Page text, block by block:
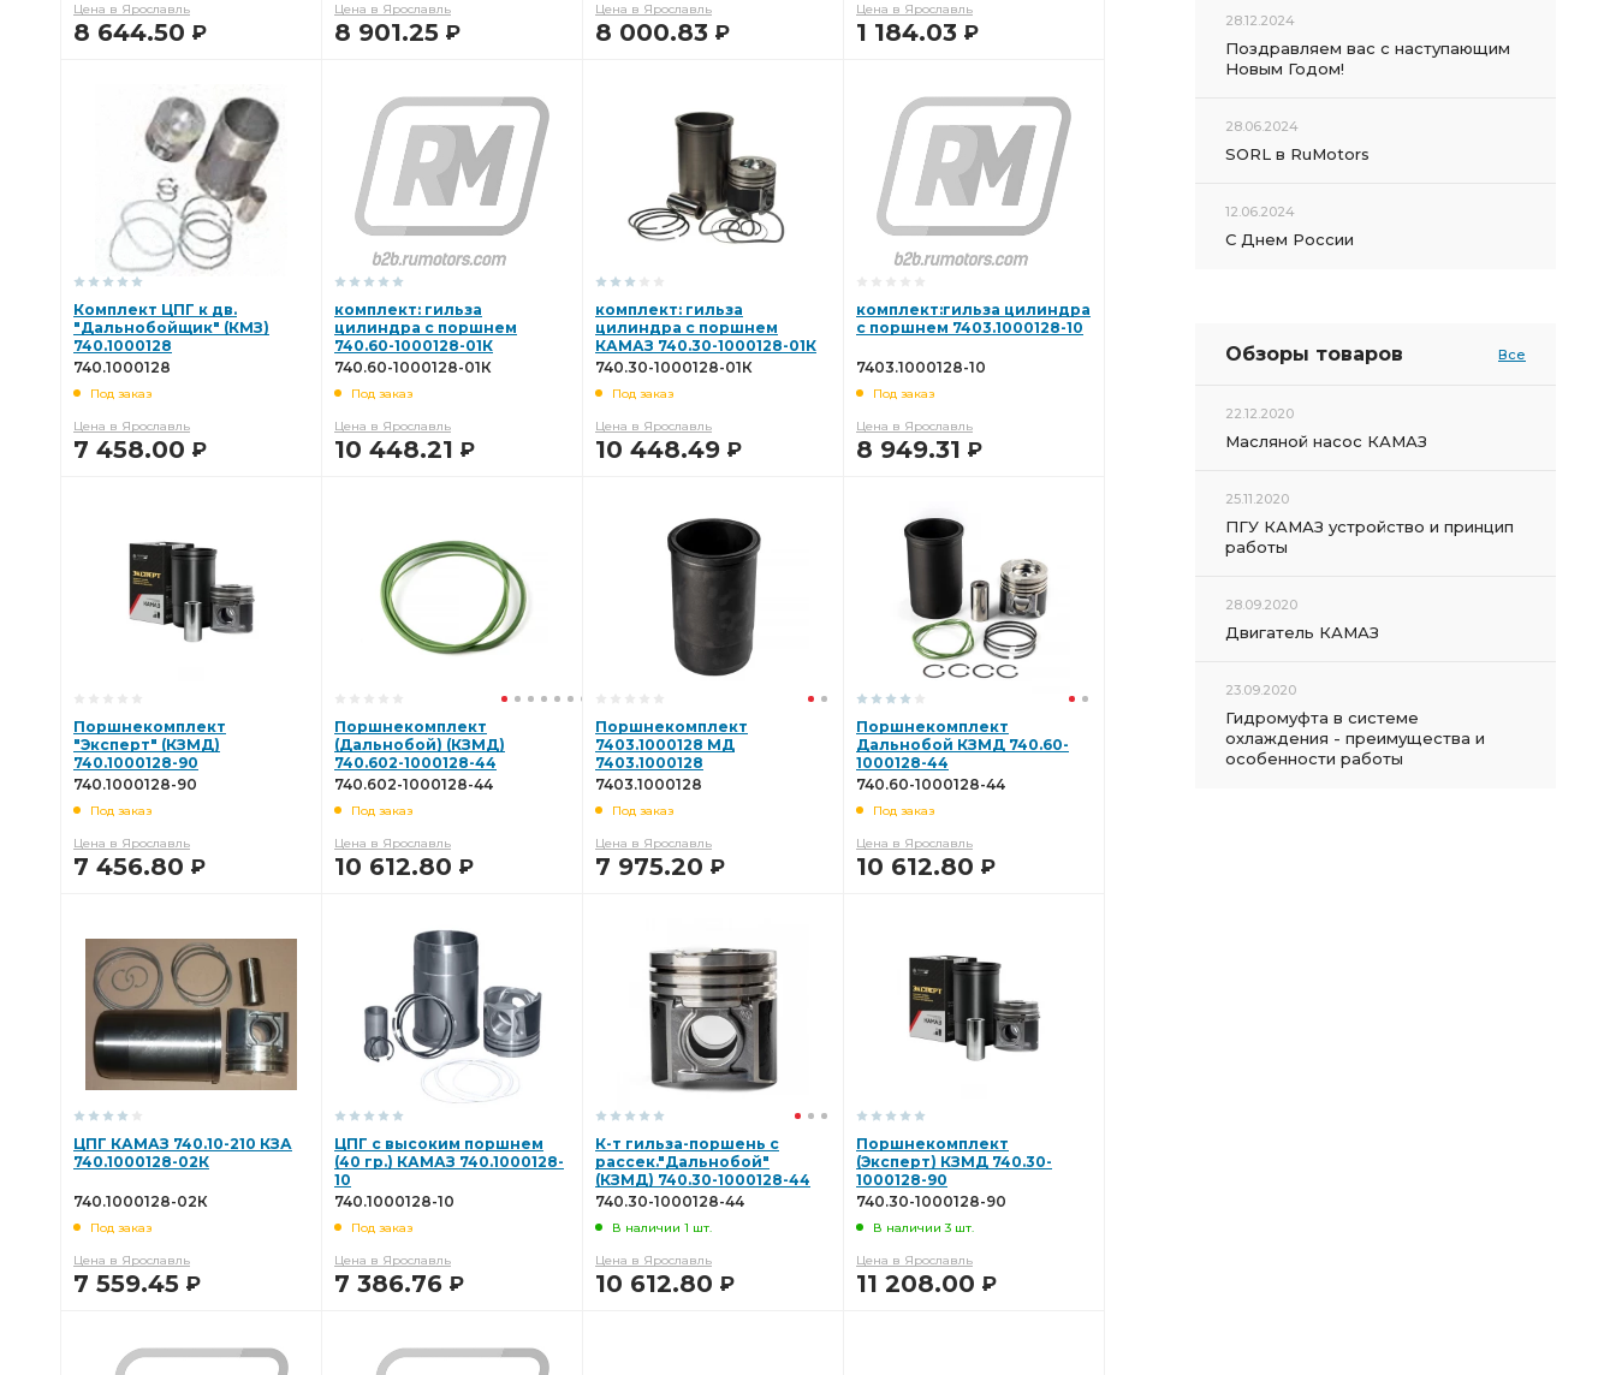
Цена в Ярославль
8 644.50 Р
Цена в Ярославль
8 901.25 Р
Цена в Ярославль
8 000.83 Р
Цена в Ярославль
1 184.03 Р
Комплект ЦПГ к дв.
"Дальнобойщик" (КМЗ)
740.1000128
740.1000128
Под заказ
Цена в Ярославль
7 458.00 Р
комплект: гильза
цилиндра с поршнем
740.60-1000128-01К
740.60-1000128-01К
Под заказ
Цена в Ярославль
10 448.21 Р
комплект: гильза
цилиндра с поршнем
КАМАЗ 740.30-1000128-01К
740.30-1000128-01К
Под заказ
Цена в Ярославль
10 448.49 Р
комплект:гильза цилиндра
с поршнем 7403.1000128-10
7403.1000128-10
Под заказ
Цена в Ярославль
8 949.31 Р
Поршнекомплект
"Эксперт" (КЗМД)
740.1000128-90
740.1000128-90
Под заказ
Цена в Ярославль
7 456.80 Р
Поршнекомплект
(Дальнобой) (КЗМД)
740.602-1000128-44
740.602-1000128-44
Под заказ
Цена в Ярославль
10 612.80 Р
Поршнекомплект
7403.1000128 МД
7403.1000128
7403.1000128
Под заказ
Цена в Ярославль
7 975.20 Р
Поршнекомплект
Дальнобой КЗМД 740.60-
1000128-44
740.60-1000128-44
Под заказ
Цена в Ярославль
10 612.80 Р
ЦПГ КАМАЗ 740.10-210 КЗА
740.1000128-02К
740.1000128-02К
Под заказ
Цена в Ярославль
7 559.45 Р
ЦПГ с высоким поршнем
(40 гр.) КАМАЗ 740.1000128-
10
740.1000128-10
Под заказ
Цена в Ярославль
7 386.76 Р
К-т гильза-поршень с
рассек."Дальнобой"
(КЗМД) 740.30-1000128-44
740.30-1000128-44
В наличии 1 шт.
Цена в Ярославль
10 612.80 Р
Поршнекомплект
(Эксперт) КЗМД 740.30-
1000128-90
740.30-1000128-90
В наличии 3 шт.
Цена в Ярославль
11 208.00 Р
28.12.2024
Поздравляем вас с наступающим
Новым Годом!
28.06.2024
SORL в RuMotors
12.06.2024
С Днем России
Обзоры товаров Все
22.12.2020
Масляной насос КАМАЗ
25.11.2020
ПГУ КАМАЗ устройство и принцип
работы
28.09.2020
Двигатель КАМАЗ
23.09.2020
Гидромуфта в системе
охлаждения - преимущества и
особенности работы